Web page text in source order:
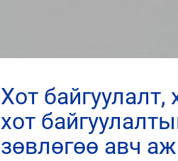
хот байгуулалт, хотын стандартын газрын барилга,
хот
зөвлөгөө авч